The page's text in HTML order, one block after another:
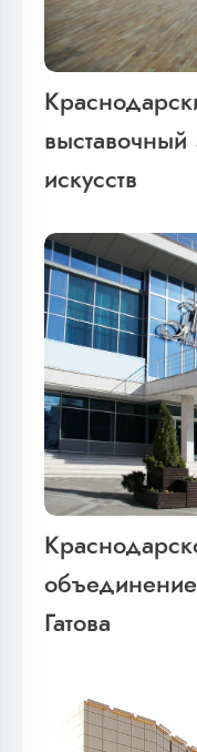
выставочный
искусств
Гатова